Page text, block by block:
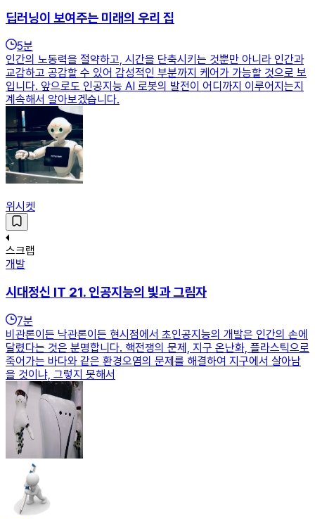
딥러닝이 보여주는 미래의 우리 집
5분
인간의 노동력을 절약하고, 시간을 단축시키는 것뿐만 아니라 인간과
교감하고 공감할 수 있어 감성적인 부분까지 케어가 가능할 것으로 보
입니다. 앞으로도 인공지능 AI 로봇의 발전이 어디까지 이루어지는지
계속해서 알아보겠습니다.
위시켓
스크랩
개발
시대정신 IT 21. 인공지능의 빛과 그림자
7분
비관론이든 낙관론이든 현시점에서 초인공지능의 개발은 인간의 손에
달렸다는 것은 분명합니다. 핵전쟁의 문제, 지구 온난화, 플라스틱으로
죽어가는 바다와 같은 환경오염의 문제를 해결하여 지구에서 살아남
을 것이냐, 그렇지 못해서